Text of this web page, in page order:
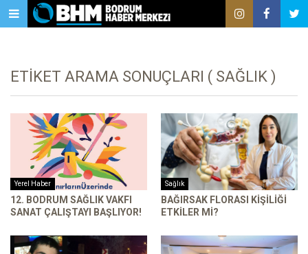
ETIKET ARAMA SONUÇLARI ( SAĞLIK )
Yerel Haber
12. BODRUM SAĞLIK VAKFI
SANAT ÇALIŞTAYI BAŞLIYOR!
Sağlık
BAĞIRSAK FLORASI KIŞILIĞI
ETKILER MI?